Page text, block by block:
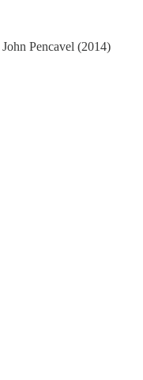
John Pencavel (2014)